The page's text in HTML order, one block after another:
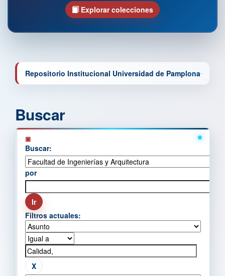
Explorar colecciones
Repositorio Institucional Universidad de Pamplona
Buscar
Buscar:
por
Filtros actuales: